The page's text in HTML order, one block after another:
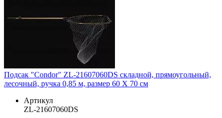
Подсак "Condor" ZL-21607060DS складной, прямоугольный,
лесочный, ручка 0,85 м, размер 60 Х 70 см
Артикул
ZL-21607060DS